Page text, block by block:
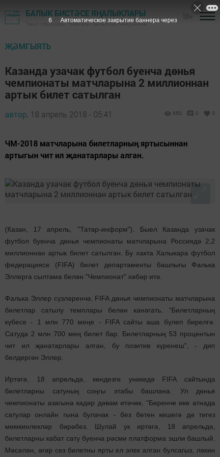
БАЛЫК БИСТӘСЕ ЯҢАЛЫКЛАРЫ
"Авыл офыклары" газетасы - Балык Бистәсе районы
ҖӘМГЫЯТЬ
Казанда узачак футбол буенча дөнья
чемпионаты матчларына 2 миллионнан
артык билет сатылган
автор, 18 апрель 2018 - 05:41 650 0 0
ЧМ-2018 матчларына билетларның яртысыннан
артыгын чит ил җанатарлары алган.
(Казан, 17 апрель, "Татар-информ"). Быел Казанда узачак
футбол буенча дөнья чемпионаты матчларына Россиядә 2,2
миллионнан артык билет сатылган. Бу хакта Халыкара футбол
федерациясе (FIFA) билет департаменты башлыгы Фалька
Эллерга сылтама белән "Чемпионат" хәбәр итә.
Фалька Эллер сүзләренчә, FIFA дөнья чемпионаты матчларына
билетлар сатылу темплары белән канәгать. "Билетларның
күбесе - 1 млн 770 меңе - FIFA сайты аша бүлеп бирелгә.
Сатуда 2 млн 700 мең билет бар. Билетларның 53 процентын
чит ил җанатарлары алган, бу позитив күренеш", - дип
белдергән Эллер.
Иртәгә, 18 апрельдә, көндезге уникедә FIFA сайтында
билетларны сатуның соңгы этабы башлана. Ул дөнья
чемпионаты азагына кадәр дәвам итәчәк. "Беренче ике атнада
сатулар онлайн гына булачак - без бөтен кешегә дә тигез
мөмкинлекләр бирәбез. Шулай ук иртәгә, 18 апрельдә,
билетларны кабат сату буенча рәсми платформа эшли башлый.
Мәсәлән, әгәр сез билетны ярты ел элек алган булсагыз, ләкин
5 Автоматическое закрытие баннера через